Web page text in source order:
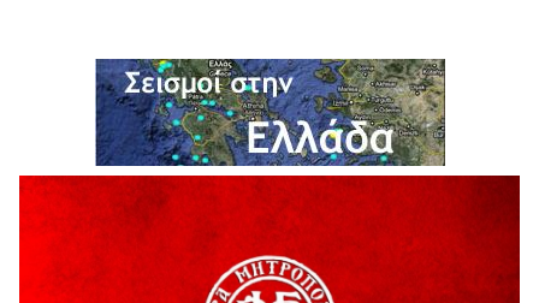
Σε απόγνωση λόγω αδέσποτων
6 Αυγούστου 2026
ΔΙΑΚΟΠΗ ΗΛΕΚΤΡΙΚΟΥ ΡΕΥΜΑΤΟΣ
6 Αυγούστου 2026
Ολοκληρώνεται η ασφαλτόστρωση της οδού Περιβόλι –
Αβδέλλα
H παραδοχή λαθών είναι (και) δύναμη